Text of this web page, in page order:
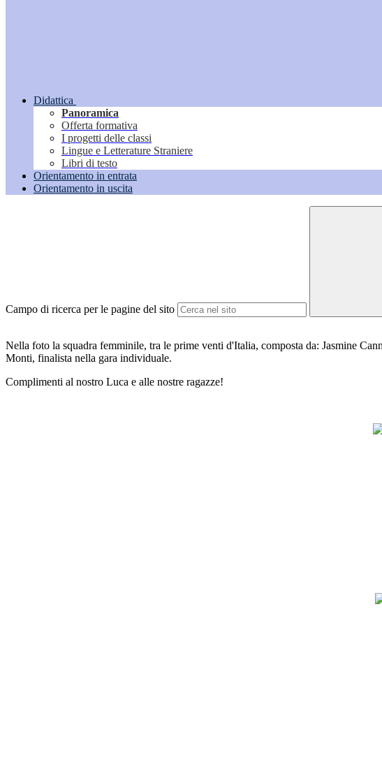
Didattica
Panoramica
Offerta formativa
I progetti delle classi
Lingue e Letterature Straniere
Libri di testo
Orientamento in entrata
Orientamento in uscita
Campo di ricerca per le pagine del sito
Nella foto la squadra femminile, tra le prime venti d'Italia, composta da: Jasmine
Monti, finalista nella gara individuale.
Complimenti al nostro Luca e alle nostre ragazze!